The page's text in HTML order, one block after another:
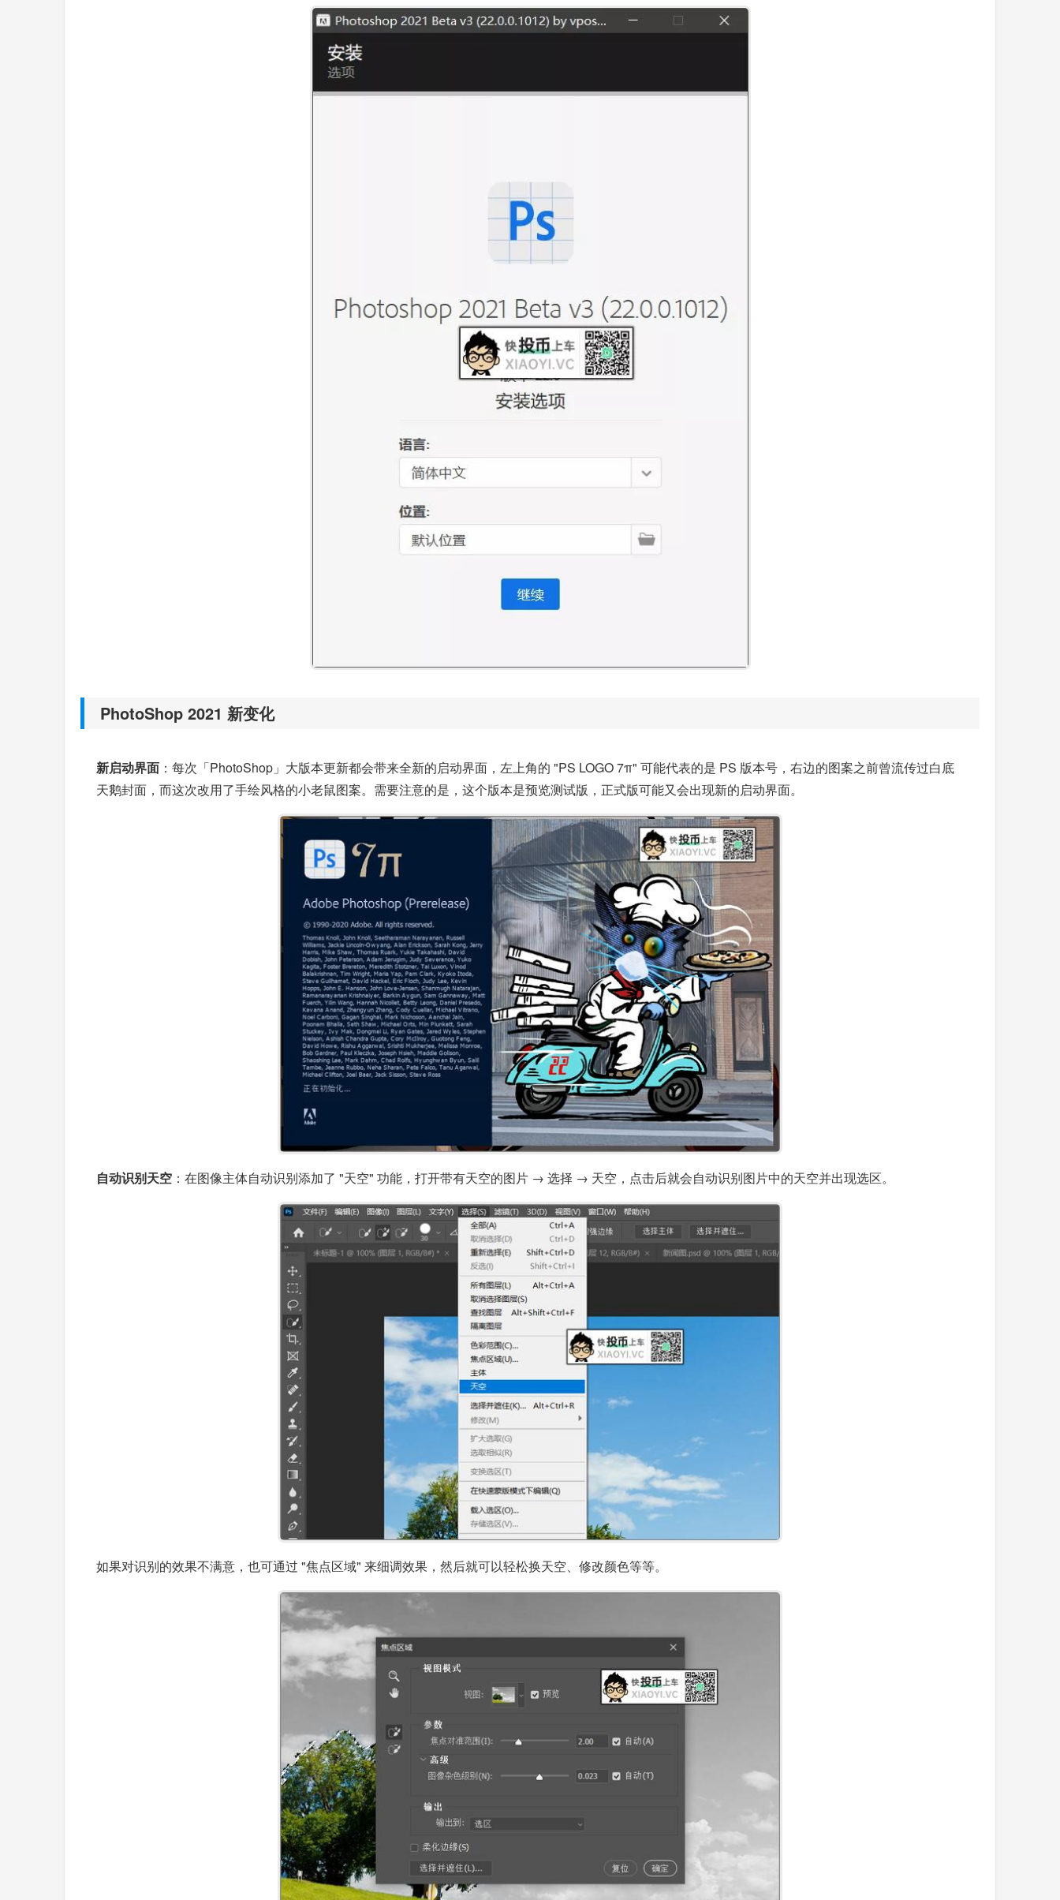
PhotoShop 2021 新变化
新启动界面 ：每次「PhotoShop」大版本更新都会带来全新的启动界面，左上角的 "PS LOGO 7π" 可能代表的是 PS 版本号，右边的图案之前曾流传过白底
天鹅封面，而这次改用了手绘风格的小老鼠图案。需要注意的是，这个版本是预览测试版，正式版可能又会出现新的启动界面。
自动识别天空 ：在图像主体自动识别添加了 "天空" 功能，打开带有天空的图片 → 选择 → 天空，点击后就会自动识别图片中的天空并出现选区。
如果对识别的效果不满意，也可通过 "焦点区域" 来细调效果，然后就可以轻松换天空、修改颜色等等。